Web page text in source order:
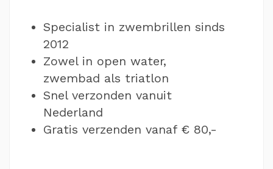
Specialist in zwembrillen sinds
2012
Zowel in open water,
zwembad als triatlon
Snel verzonden vanuit
Nederland
Gratis verzenden vanaf € 80,-